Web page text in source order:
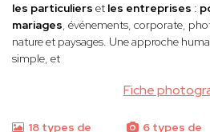
Fiche
les particuliers et les entreprises :
mariages, événements, corporate,
nature et paysages. Une approche
simple, et
18 types de
6 types de